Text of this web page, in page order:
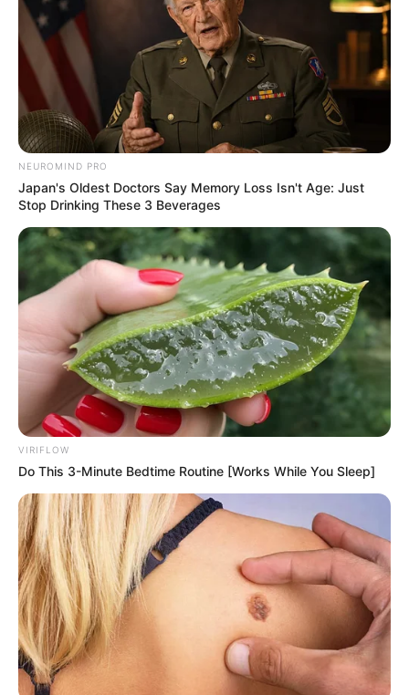
NEUROMIND PRO
Japan's Oldest Doctors Say Memory Loss Isn't Age: Just
Stop Drinking These 3 Beverages
VIRIFLOW
Do This 3-Minute Bedtime Routine [Works While You Sleep]